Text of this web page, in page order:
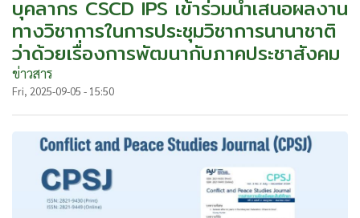
บุคลากร CSCD IPS เข้าร่วมนำเสนอผลงาน
ทางวิชาการในการประชุมวิชาการนานาชาติ
ว่าด้วยเรื่องการพัฒนากับภาคประชาสังคม
ข่าวสาร
Fri, 2025-09-05 - 15:50